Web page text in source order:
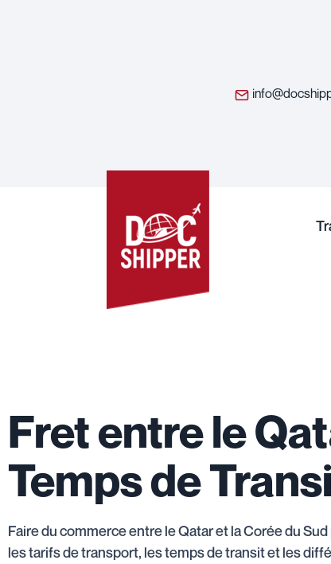
Fret entre le
Temps de
Faire du commerce entre le Qatar et la Corée du
les tarifs de transport, les temps de transit et les